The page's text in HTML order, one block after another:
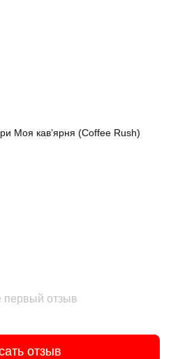
Моя кавʼярня (Coffee Rush)
первый отзыв
отзыв